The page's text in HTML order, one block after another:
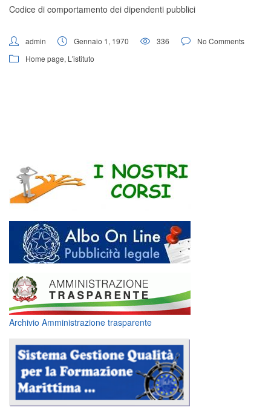
Codice di comportamento dei dipendenti pubblici
admin Gennaio 1, 1970 336
No Comments
Home page, L'istituto
Archivio Amministrazione trasparente